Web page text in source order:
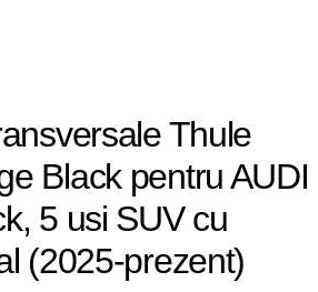
Thule
Black pentru AUDI
5 usi SUV cu
(2025-prezent)